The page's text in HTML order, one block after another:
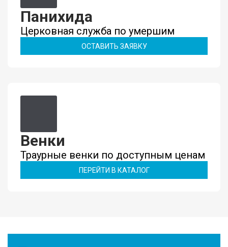
Панихида
Церковная служба по умершим
ОСТАВИТЬ ЗАЯВКУ
Венки
Траурные венки по доступным ценам
ПЕРЕЙТИ В КАТАЛОГ